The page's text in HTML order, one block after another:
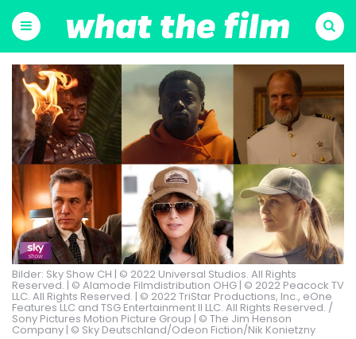
Menu Suchen
Bilder: Sky Show CH | © 2022 Universal Studios. All Rights
Reserved. | © Alamode Filmdistribution OHG | © 2022 Peacock TV
LLC. All Rights Reserved. | © 2022 TriStar Productions, Inc., eOne
Features LLC and TSG Entertainment II LLC. All Rights Reserved. /
Sony Pictures Motion Picture Group | © The Jim Henson
Company | © Sky Deutschland/Odeon Fiction/Nik Konietzny